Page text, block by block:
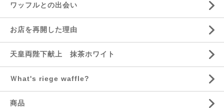
ワッフルとの出会い
お店を再開した理由
天皇両陛下献上 抹茶ホワイト
Ｗhat's riege waffle?
商品